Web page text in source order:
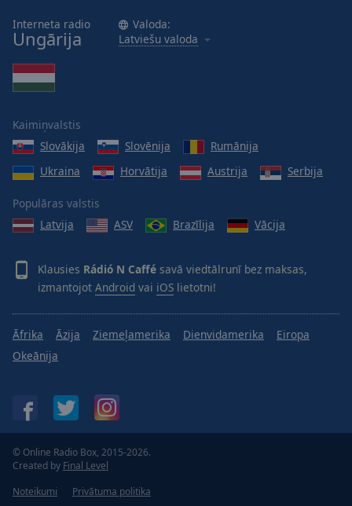
Interneta radio
Ungārija
Valoda:
Latviešu valoda
Kaimiņvalstis
Slovākija
Slovēnija
Rumānija
Ukraina
Horvātija Austrija Serbija
Populāras valstis
Latvija
ASV Brazīlija Vācija
Klausies Rádió N Caffé savā viedtālrunī bez maksas,
izmantojot Android vai iOS lietotni!
Āfrika Āzija Ziemeļamerika Dienvidamerika
Eiropa
Okeānija
© Online Radio Box, 2015-2026.
Created by Final Level
Noteikumi
Privātuma politika